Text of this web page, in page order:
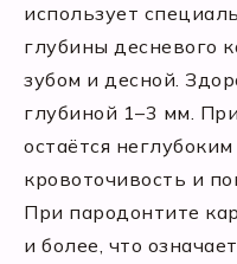
использует
глубины десневого
зубом и десной.
глубиной 1–3 мм.
остаётся
кровоточивость и
При пародонтите
и более, что